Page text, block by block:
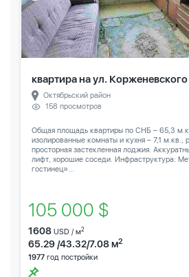
квартира на ул.
Октябрьский район
158 просмотров
Общая площадь квартиры по СНБ – 65,3
изолированные комнаты и кухня – 7,1 м.кв.,
просторная застекленная лоджия.
лифт, хорошие соседи. Инфраструктура:
гостинец»...
105 000 $
1608 USD / м2
65.29 /43.32/7.08 м2
1977 год постройки